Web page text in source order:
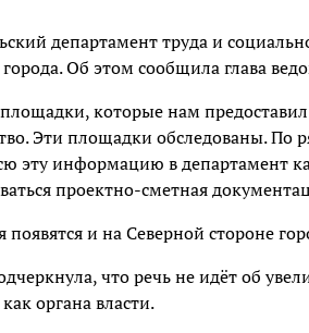
департамент труда и
Об этом сообщила глава
площадки, которые нам
Эти площадки обследованы.
эту информацию в департамент
проектно-сметная
и на Северной стороне
что речь не идёт об
органа власти.